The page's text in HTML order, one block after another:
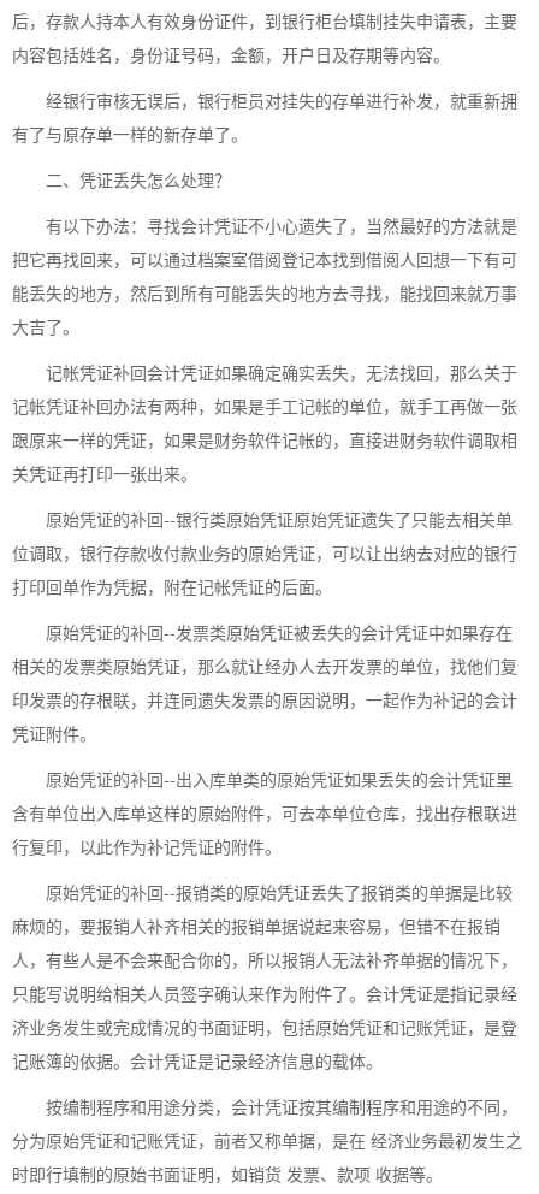
后，存款人持本人有效身份证件，到银行柜台填制挂失申请表，主要
内容包括姓名，身份证号码，金额，开户日及存期等内容。
经银行审核无误后，银行柜员对挂失的存单进行补发，就重新拥
有了与原存单一样的新存单了。
二、凭证丢失怎么处理？
有以下办法：寻找会计凭证不小心遗失了，当然最好的方法就是
把它再找回来，可以通过档案室借阅登记本找到借阅人回想一下有可
能丢失的地方，然后到所有可能丢失的地方去寻找，能找回来就万事
大吉了。
记帐凭证补回会计凭证如果确定确实丢失，无法找回，那么关于
记帐凭证补回办法有两种，如果是手工记帐的单位，就手工再做一张
跟原来一样的凭证，如果是财务软件记帐的，直接进财务软件调取相
关凭证再打印一张出来。
原始凭证的补回--银行类原始凭证原始凭证遗失了只能去相关单
位调取，银行存款收付款业务的原始凭证，可以让出纳去对应的银行
打印回单作为凭据，附在记帐凭证的后面。
原始凭证的补回--发票类原始凭证被丢失的会计凭证中如果存在
相关的发票类原始凭证，那么就让经办人去开发票的单位，找他们复
印发票的存根联，并连同遗失发票的原因说明，一起作为补记的会计
凭证附件。
原始凭证的补回--出入库单类的原始凭证如果丢失的会计凭证里
含有单位出入库单这样的原始附件，可去本单位仓库，找出存根联进
行复印，以此作为补记凭证的附件。
原始凭证的补回--报销类的原始凭证丢失了报销类的单据是比较
麻烦的，要报销人补齐相关的报销单据说起来容易，但错不在报销
人，有些人是不会来配合你的，所以报销人无法补齐单据的情况下，
只能写说明给相关人员签字确认来作为附件了。会计凭证是指记录经
济业务发生或完成情况的书面证明，包括原始凭证和记账凭证，是登
记账簿的依据。会计凭证是记录经济信息的载体。
按编制程序和用途分类，会计凭证按其编制程序和用途的不同，
分为原始凭证和记账凭证，前者又称单据，是在 经济业务最初发生之
时即行填制的原始书面证明，如销货 发票、款项 收据等。